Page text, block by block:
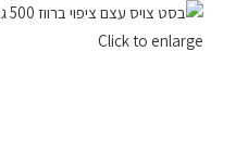
Click to enlarge